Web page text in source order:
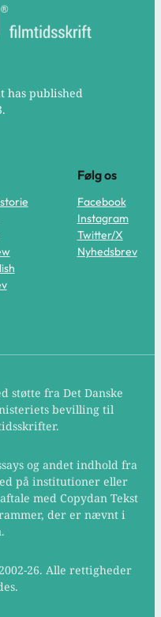
has published
Følg os
Facebook
Instagram
Twitter/X
Nyhedsbrev
støtte fra Det Danske
bevilling til
og andet indhold fra
på institutioner eller
med Copydan Tekst
der er nævnt i
26. Alle rettigheder